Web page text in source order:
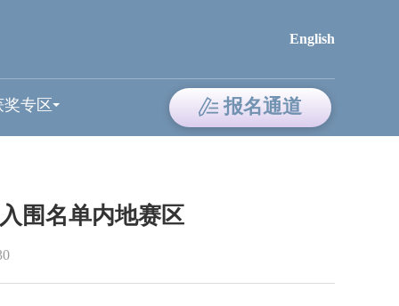
English
奖专区 报名通道
围名单内地赛区